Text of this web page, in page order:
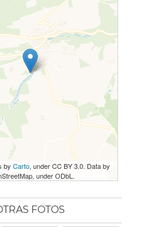
by Carto, under CC BY 3.0. Data by
under ODbL.
FOTOS